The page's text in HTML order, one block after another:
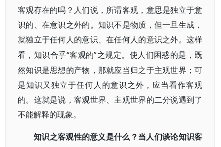
客观存在的吗？人们说，所谓客观，意思是独立于意
识的、在意识之外的。知识不是物质，但一旦生成，
就独立于任何人的意识、在任何人的意识之外。这样
看，知识合乎“客观的”之规定。使人们困惑的是，既
然知识是思想的产物，那就应当归之于主观世界；可
是知识又独立于任何人的意识之外，应当看作客观
的。这就是说，客观世界、主观世界的二分说遇到了
不能解释的现象。
知识之客观性的意义是什么？当人们谈论知识客